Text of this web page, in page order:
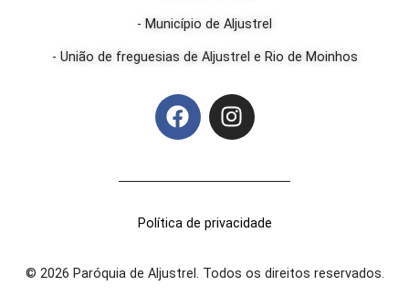
- Município de Aljustrel
- União de freguesias de Aljustrel e Rio de Moinhos
Política de privacidade
© 2026 Paróquia de Aljustrel. Todos os direitos reservados.